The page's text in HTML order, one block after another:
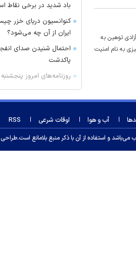
توهین به
به نام امنیت
باد شدید در برخی نقاط
کنوانسیون دریای خزر
ایران از آن چه می‌شود؟
احتمال شنیدن صدای
پاکدشت
روزنامه‌های امروز پنجشنبه
۱۴۰۵/۰۵/۱۵
عصبانیت شریعتمداری از
عمان: برای فرار دشمن کوچه
می‌کنید
ترامپ: در حال ساخت یک
آب و هوا اوقات شرعی RSS
و استفاده از آن با ذکر منبع بلامانع است.طراحی